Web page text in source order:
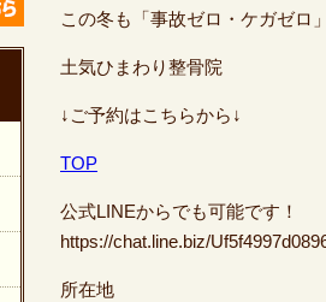
この冬も「事故ゼロ・ケガゼロ
土気ひまわり整骨院
↓ご予約はこちらから↓
TOP
公式LINEからでも可能です！
https://chat.line.biz/
所在地